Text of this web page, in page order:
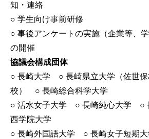
知・連絡
○ 学生向け事前研修
○ 事後アンケートの実施（企業等、
の開催
協議会構成団体
○ 長崎大学 ○ 長崎県立大学（佐世保
校） ○ 長崎総合科学大学
○ 活水女子大学 ○ 長崎純心大学 ○
西学院大学
○ 長崎外国語大学 ○ 長崎女子短期